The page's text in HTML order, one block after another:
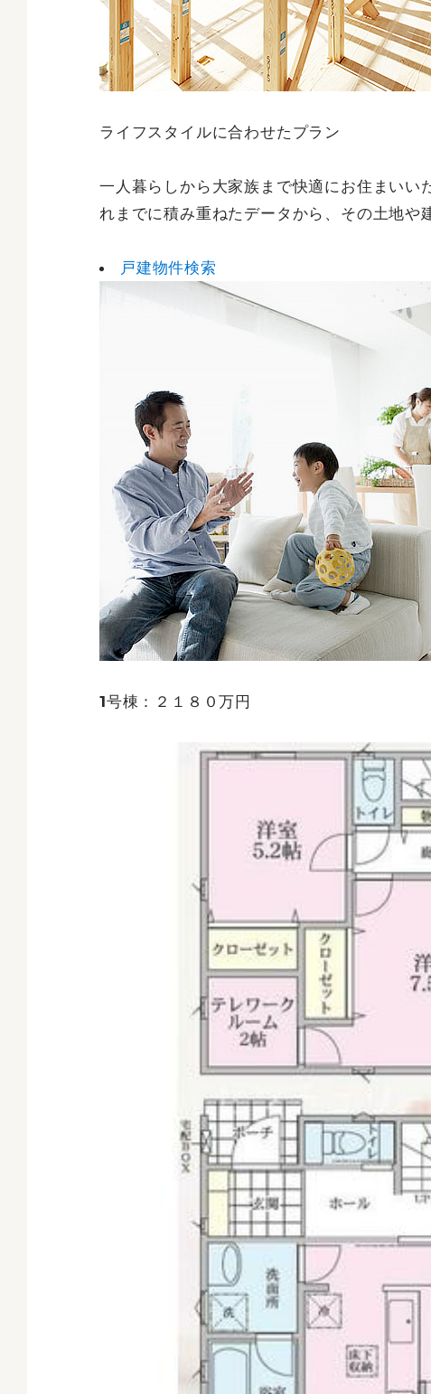
ライフスタイルに合わせたプラン
一人暮らしから大家族まで快適にお住まいい
れまでに積み重ねたデータから、その土地や
戸建物件検索
1号棟：２１８０万円